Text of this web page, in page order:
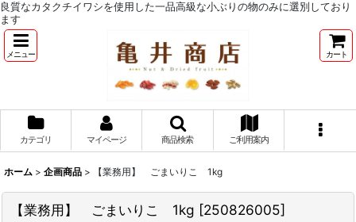
良質なカタクチイワシを使用した一品高級な小ぶりの物のみに選別しており
ます
メニュー カート
カテゴリ マイページ 商品検索 ご利用案内
ホーム > 企画商品 > 【業務用】 ごまいりこ 1kg
【業務用】 ごまいりこ 1kg [250826005]